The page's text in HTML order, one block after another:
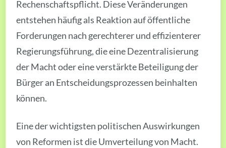
Rechenschaftspflicht. Diese Veränderungen
entstehen häufig als Reaktion auf öffentliche
Forderungen nach gerechterer und effizienterer
Regierungsführung, die eine Dezentralisierung
der Macht oder eine verstärkte Beteiligung der
Bürger an Entscheidungsprozessen beinhalten
können.
Eine der wichtigsten politischen Auswirkungen
von Reformen ist die Umverteilung von Macht.